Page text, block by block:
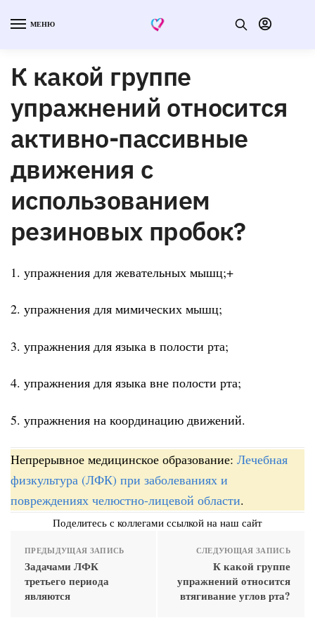
МЕНЮ
К какой группе
упражнений относится
активно-пассивные
движения с
использованием
резиновых пробок?
1. упражнения для жевательных мышц;+
2. упражнения для мимических мышц;
3. упражнения для языка в полости рта;
4. упражнения для языка вне полости рта;
5. упражнения на координацию движений.
Непрерывное медицинское образование: Лечебная
физкультура (ЛФК) при заболеваниях и
повреждениях челюстно-лицевой области.
Поделитесь с коллегами ссылкой на наш сайт
ПРЕДЫДУЩАЯ ЗАПИСЬ
Задачами ЛФК
третьего периода
являются
СЛЕДУЮЩАЯ ЗАПИСЬ
К какой группе
упражнений относится
втягивание углов рта?